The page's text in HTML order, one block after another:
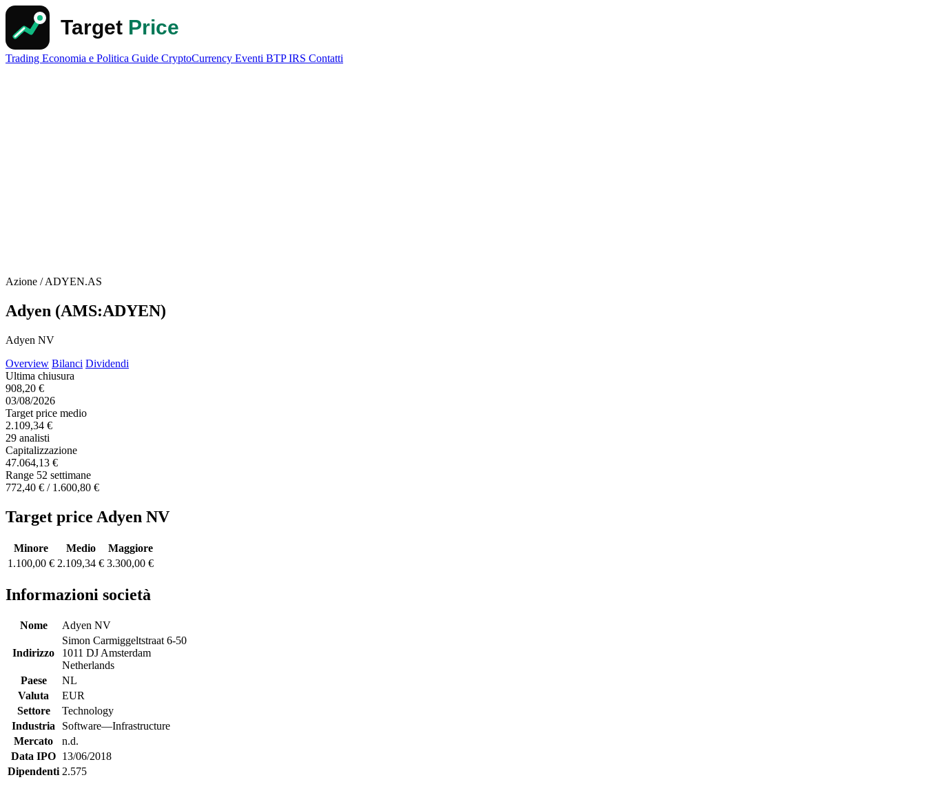
Trading Economia e Politica Guide CryptoCurrency Eventi BTPIRS Contatti
Azione / ADYEN.AS
Adyen (AMS:ADYEN)
Adyen NV
Overview Bilanci Dividendi
Ultima chiusura
908,20 €
03/08/2026
Target price medio
2.109,34 €
29 analisti
Capitalizzazione
47.064,13 €
Range 52 settimane
772,40 € / 1.600,80 €
Target price Adyen NV
Minore Medio
Maggiore
1.100,00 € 2.109,34 € 3.300,00 €
Informazioni società
Nome Adyen NV
Indirizzo
Simon Carmiggeltstraat 6-50
1011 DJ Amsterdam
Netherlands
Paese
NL
Valuta
EUR
Settore
Technology
Industria
Software—Infrastructure
Mercato
n.d.
Data IPO 13/06/2018
Dipendenti 2.575